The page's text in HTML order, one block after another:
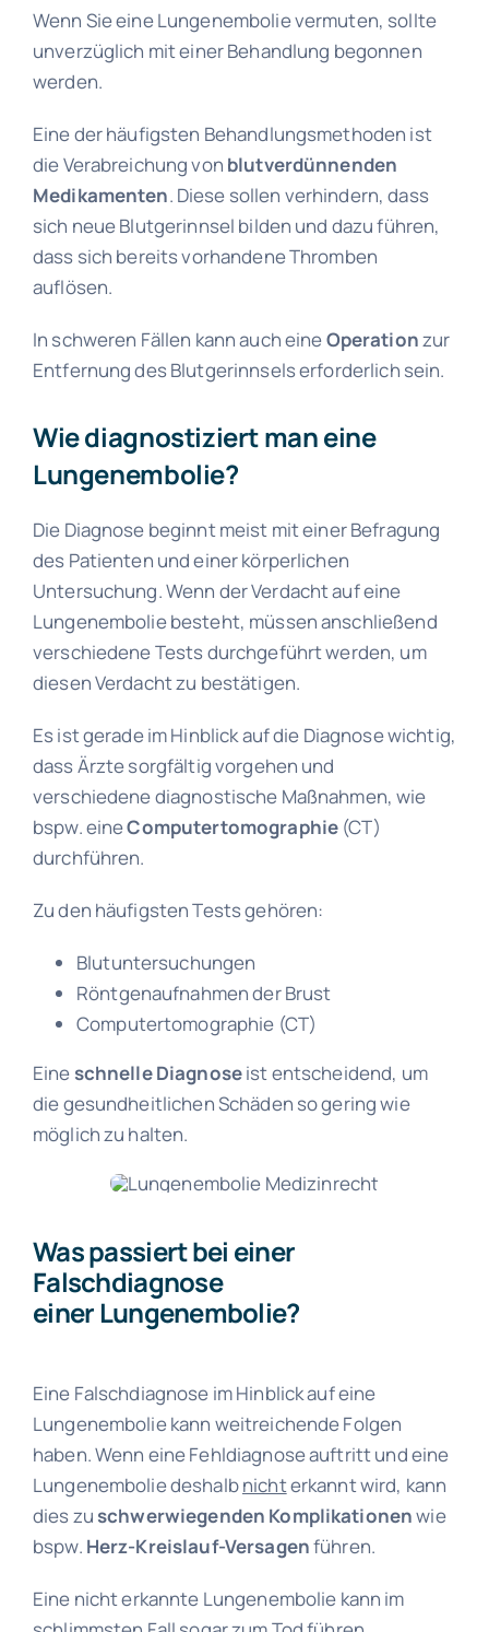
Wenn Sie eine Lungenembolie vermuten, sollte
unverzüglich mit einer Behandlung begonnen
werden.
Eine der häufigsten Behandlungsmethoden ist
die Verabreichung von blutverdünnenden
Medikamenten. Diese sollen verhindern, dass
sich neue Blutgerinnsel bilden und dazu führen,
dass sich bereits vorhandene Thromben
auflösen.
In schweren Fällen kann auch eineOperationzur
Entfernung des Blutgerinnsels erforderlich sein.
Wie diagnostiziert man eine
Lungenembolie?
Die Diagnose beginnt meist mit einer Befragung
des Patienten und einer körperlichen
Untersuchung. Wenn der Verdacht auf eine
Lungenembolie besteht, müssen anschließend
verschiedene Tests durchgeführt werden, um
diesen Verdacht zu bestätigen.
Es ist gerade im Hinblick auf die Diagnose wichtig,
dass Ärzte sorgfältig vorgehen und
verschiedene diagnostische Maßnahmen, wie
bspw. eineComputertomographie (CT)
durchführen.
Zu den häufigsten Tests gehören:
Blutuntersuchungen
Röntgenaufnahmen der Brust
Computertomographie (CT)
Eine schnelleDiagnoseist entscheidend, um
die gesundheitlichen Schäden so gering wie
möglich zu halten.
Was passiert bei einer
Falschdiagnose
einer Lungenembolie?
Eine Falschdiagnose im Hinblick auf eine
Lungenembolie kann weitreichende Folgen
haben. Wenn eine Fehldiagnose auftritt und eine
Lungenembolie deshalbnichterkannt wird, kann
dies zu schwerwiegenden Komplikationenwie
bspw. Herz-Kreislauf-Versagenführen.
Eine nicht erkannte Lungenembolie kann im